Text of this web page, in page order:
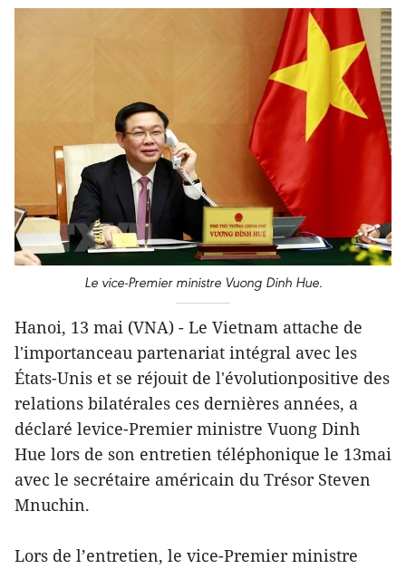
Le vice-Premier ministre Vuong Dinh Hue.
Hanoi, 13 mai (VNA) - Le Vietnam attache de
l'importanceau partenariat intégral avec les
États-Unis et se réjouit de l'évolutionpositive des
relations bilatérales ces dernières années, a
déclaré levice-Premier ministre Vuong Dinh
Hue lors de son entretien téléphonique le 13mai
avec le secrétaire américain du Trésor Steven
Mnuchin.
Lors de l’entretien, le vice-Premier ministre